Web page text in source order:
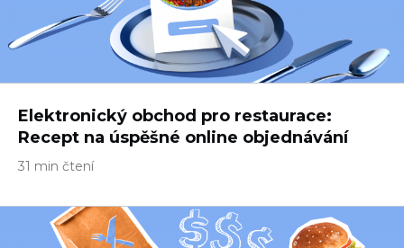
Elektronický obchod pro restaurace:
Recept na úspěšné online objednávání
31 min čtení